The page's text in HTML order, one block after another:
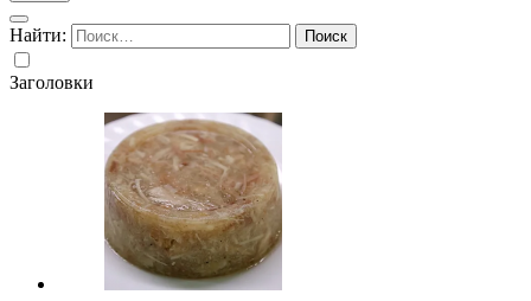
Найти:
Заголовки